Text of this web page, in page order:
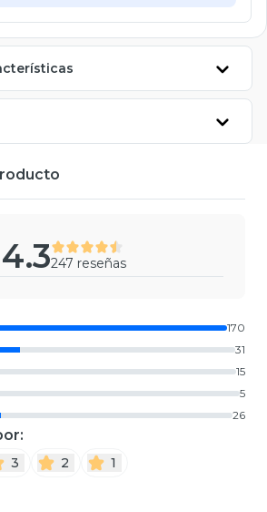
4.3247 reseñas
170
31
15
5
26
3 2 1